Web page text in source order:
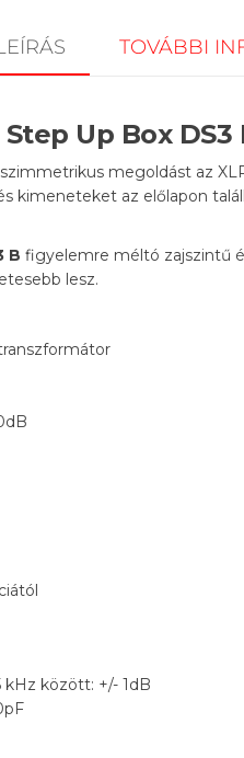
TOVÁBBI
Up Box
megoldást az
kimeneteket az előlapon
B figyelemre méltó zajszintű
lesz.
kHz között: +/- 1dB